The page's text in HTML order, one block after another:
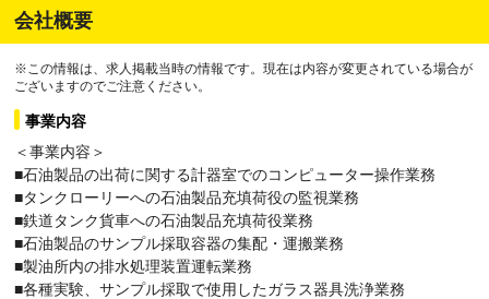
会社概要
※この情報は、求人掲載当時の情報です。現在は内容が変更されている場合が
ございますのでご注意ください。
事業内容
＜事業内容＞
■石油製品の出荷に関する計器室でのコンピューター操作業務
■タンクローリーへの石油製品充填荷役の監視業務
■鉄道タンク貨車への石油製品充填荷役業務
■石油製品のサンプル採取容器の集配・運搬業務
■製油所内の排水処理装置運転業務
■各種実験、サンプル採取で使用したガラス器具洗浄業務